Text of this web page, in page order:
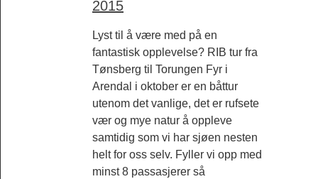
2015
Lyst til å være med på en
fantastisk opplevelse? RIB tur fra
Tønsberg til Torungen Fyr i
Arendal i oktober er en båttur
utenom det vanlige, det er rufsete
vær og mye natur å oppleve
samtidig som vi har sjøen nesten
helt for oss selv. Fyller vi opp med
minst 8 passasjerer så